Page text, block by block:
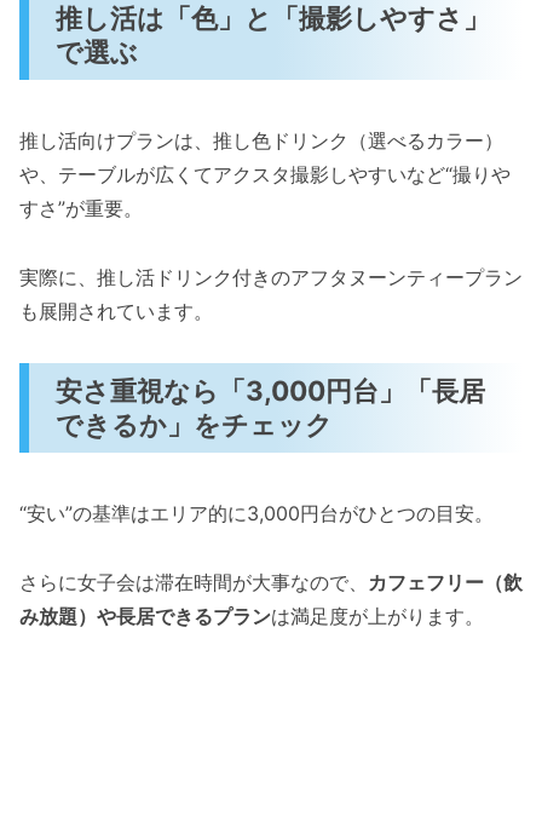
推し活は「色」と「撮影しやすさ」
で選ぶ
推し活向けプランは、推し色ドリンク（選べるカラー）
や、テーブルが広くてアクスタ撮影しやすいなど“撮りや
すさ”が重要。
実際に、推し活ドリンク付きのアフタヌーンティープラン
も展開されています。
安さ重視なら「3,000円台」「長居
できるか」をチェック
“安い”の基準はエリア的に3,000円台がひとつの目安。
さらに女子会は滞在時間が大事なので、 カフェフリー（飲
み放題）や長居できるプランは満足度が上がります。